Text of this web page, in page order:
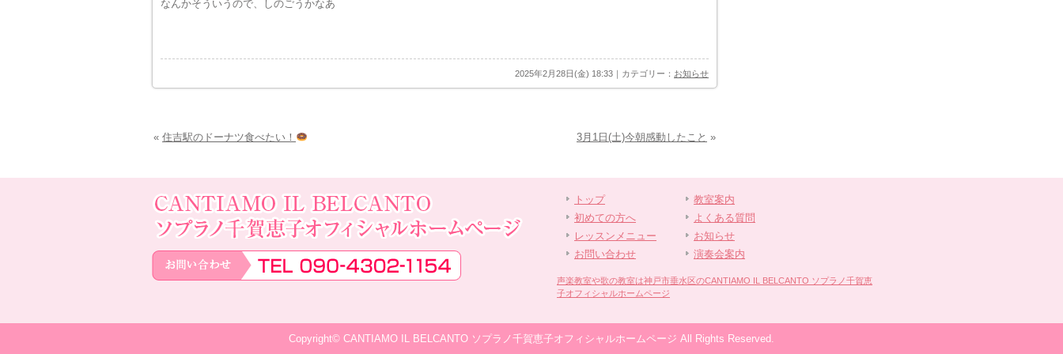
なんかそういうので、しのごうかなあ
2025年2月28日(金) 18:33｜カテゴリー： お知らせ
« 住吉駅のドーナツ食べたい！ 3月1日(土)今朝感動したこと »
トップ
初めての方へ
レッスンメニュー
お問い合わせ
教室案内
よくある質問
お知らせ
演奏会案内
声楽教室や歌の教室は神戸市垂水区のCANTIAMO IL BELCANTO ソプラノ千賀恵
子オフィシャルホームページ
Copyright© CANTIAMO IL BELCANTO ソプラノ千賀恵子オフィシャルホームページ All Rights Reserved.